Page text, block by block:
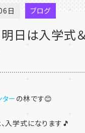
日 ブログ
明日は入学式
ーの林です😊
入学式になります🎵